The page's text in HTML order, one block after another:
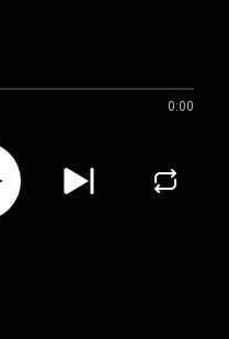
0:00